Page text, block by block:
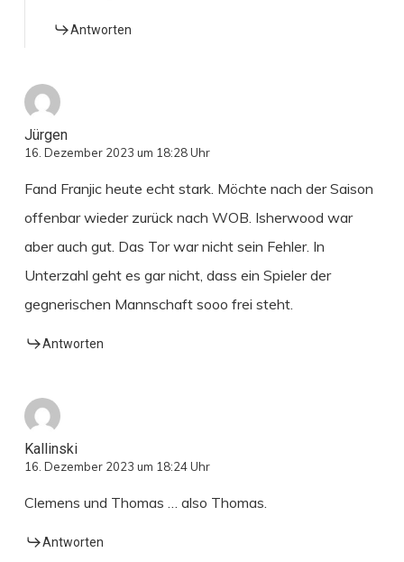
Antworten
Jürgen
16. Dezember 2023 um 18:28 Uhr
Fand Franjic heute echt stark. Möchte nach der Saison
offenbar wieder zurück nach WOB. Isherwood war
aber auch gut. Das Tor war nicht sein Fehler. In
Unterzahl geht es gar nicht, dass ein Spieler der
gegnerischen Mannschaft sooo frei steht.
Antworten
Kallinski
16. Dezember 2023 um 18:24 Uhr
Clemens und Thomas … also Thomas.
Antworten